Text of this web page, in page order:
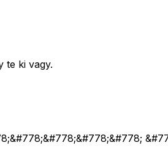
te ki vagy.